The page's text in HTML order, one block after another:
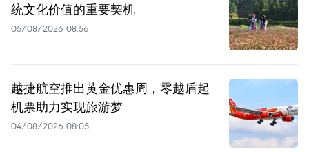
统文化价值的重要契机
05/08/2026 08:56
越捷航空推出黄金优惠周，零越盾起
机票助力实现旅游梦
04/08/2026 08:05